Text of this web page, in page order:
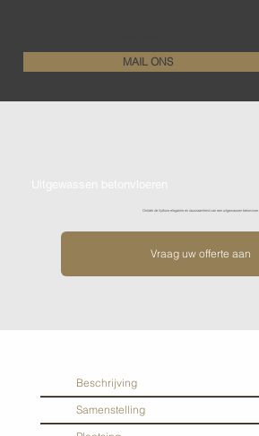
MAIL ONS
Ontdek de tijdloze elegantie en duurzaamheid van een uitgewassen betonvloer.
Vraag uw offerte aan
Beschrijving
Samenstelling